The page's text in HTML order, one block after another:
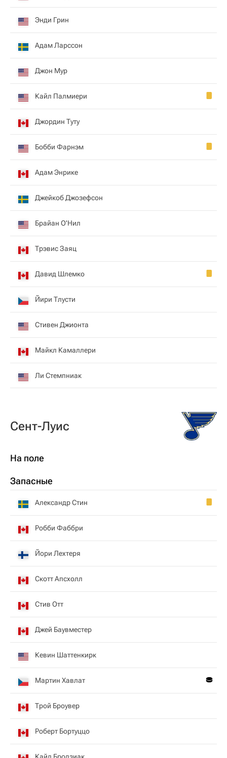
Энди Грин
Адам Ларссон
Джон Мур
Кайл Палмиери
Джордин Туту
Бобби Фарнэм
Адам Энрике
Джейкоб Джозефсон
Брайан О'Нил
Трэвис Заяц
Давид Шлемко
Йири Тлусти
Стивен Джионта
Майкл Камаллери
Ли Стемпниак
Сент-Луис
На поле
Запасные
Александр Стин
Робби Фаббри
Йори Лехтеря
Скотт Апсхолл
Стив Отт
Джей Баувместер
Кевин Шаттенкирк
Мартин Хавлат
Трой Броувер
Роберт Бортуццо